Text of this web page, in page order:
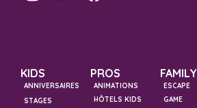
KIDS
ANNIVERSAIRES
STAGES
PROS
ANIMATIONS
HÔTELS KIDS
FAMILY
ESCAPE
GAME